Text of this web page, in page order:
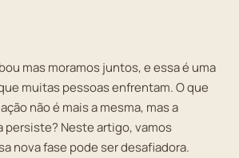
mas moramos juntos, e essa é uma
muitas pessoas enfrentam. O que
não é mais a mesma, mas a
persiste? Neste artigo, vamos
nova fase pode ser desafiadora.